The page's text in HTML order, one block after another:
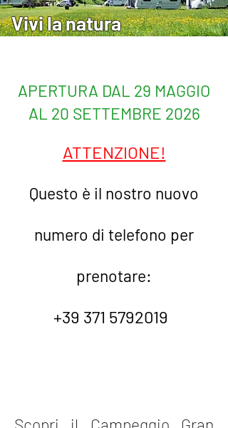
Vivi la natura
APERTURA DAL 29 MAGGIO
AL 20 SETTEMBRE 2026
ATTENZIONE!
Questo è il nostro nuovo
numero di telefono per
prenotare:
+39 371 5792019